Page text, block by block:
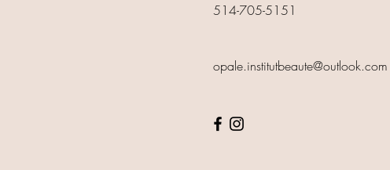
514-705-5151
opale.institutbeaute@outlook.com